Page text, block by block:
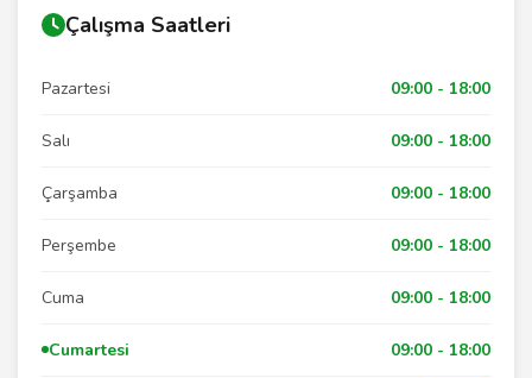
Çalışma Saatleri
Pazartesi 09:00 - 18:00
Salı 09:00 - 18:00
Çarşamba 09:00 - 18:00
Perşembe 09:00 - 18:00
Cuma 09:00 - 18:00
Cumartesi 09:00 - 18:00